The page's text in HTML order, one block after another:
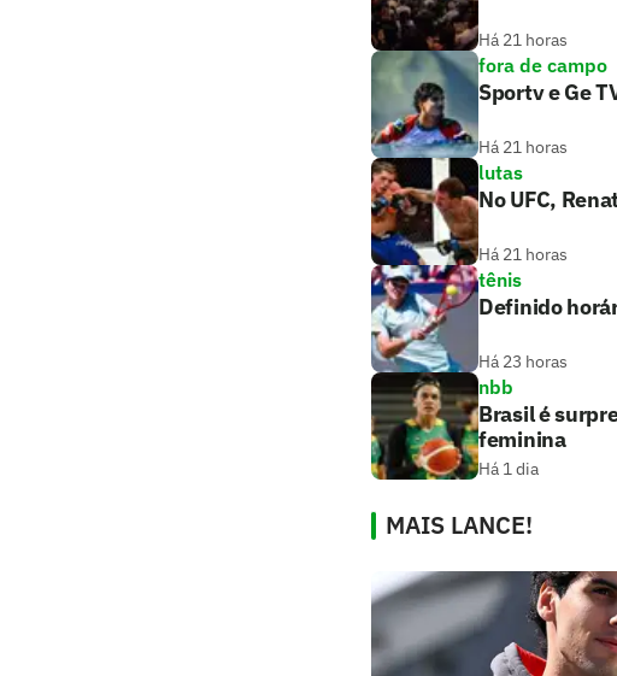
Há 21 horas
fora de campo
Sportv e Ge
Há 21 horas
lutas
No UFC,
Há 21 horas
tênis
Definido
Há 23 horas
nbb
Brasil é
feminina
Há 1 dia
MAIS LANCE!